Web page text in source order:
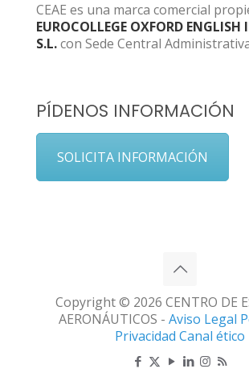
CEAE es una marca comercial
EUROCOLLEGE OXFORD
S.L.con Sede Central
PÍDENOS INFORMACIÓN
SOLICITA INFORMACIÓN
Copyright © 2026 CENTRO DE
AERONÁUTICOS - Aviso Legal
Privacidad Canal ético